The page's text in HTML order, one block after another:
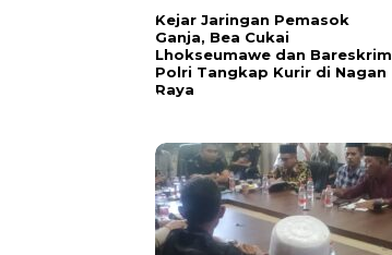
Kejar Jaringan Pemasok
Ganja, Bea Cukai
Lhokseumawe dan Bareskrim
Polri Tangkap Kurir di Nagan
Raya